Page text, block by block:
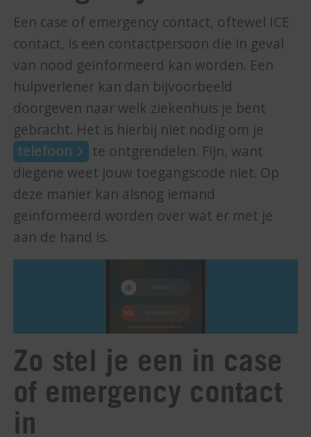
Een case of emergency contact, oftewel ICE
contact, is een contactpersoon die in geval
van nood geïnformeerd kan worden. Een
hulpverlener kan dan bijvoorbeeld
doorgeven naar welk ziekenhuis je bent
gebracht. Het is hierbij niet nodig om je
telefoon
te ontgrendelen. Fijn, want
diegene weet jouw toegangscode niet. Op
deze manier kan alsnog iemand
geïnformeerd worden over wat er met je
aan de hand is.
Zo stel je een in case
of emergency contact
in